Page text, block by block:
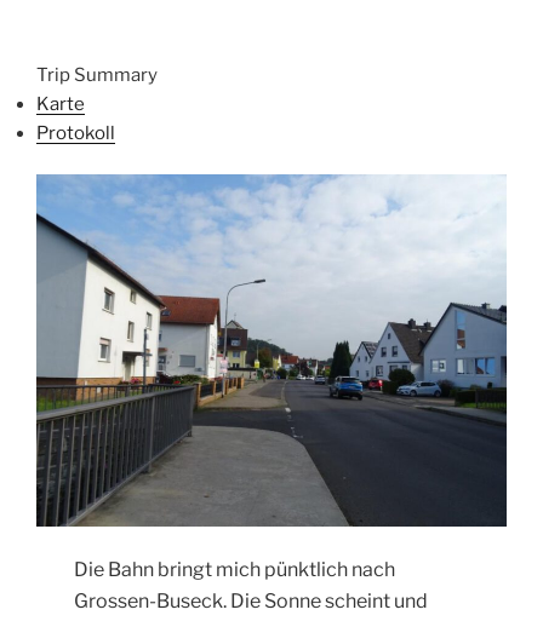
Trip Summary
Karte
Protokoll
Die Bahn bringt mich pünktlich nach
Grossen-Buseck. Die Sonne scheint und